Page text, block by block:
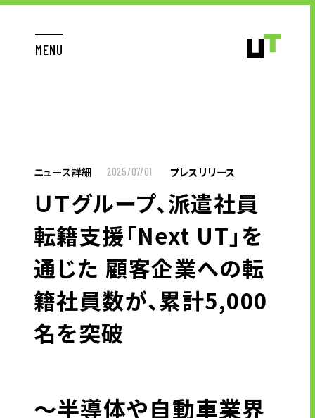
MENU
お仕事をお探しの方へ
お仕事をお探しの方へTOP
はたらく人への想い
UTグループの歩み
キャリア形成支援
求人サイト 貯まるワークはこちらか
ニュース詳細 2025/07/01 プレスリリース
ＵＴグループ、派遣社員
転籍支援「Next UT」を
通じた 顧客企業への転
籍社員数が、累計5,000
名を突破
～半導体や自動車業界